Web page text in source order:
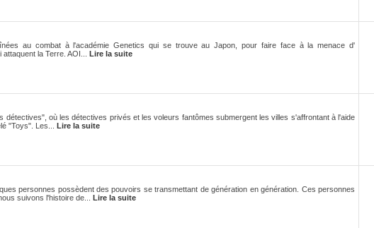
au combat à l'académie Genetics qui se trouve au Japon, pour faire face à la menace d'
la Terre. AOI... Lire la suite
détectives", où les détectives privés et les voleurs fantômes submergent les villes s'affrontant à l'aide
"Toys". Les... Lire la suite
personnes possèdent des pouvoirs se transmettant de génération en génération. Ces personnes
suivons l'histoire de... Lire la suite